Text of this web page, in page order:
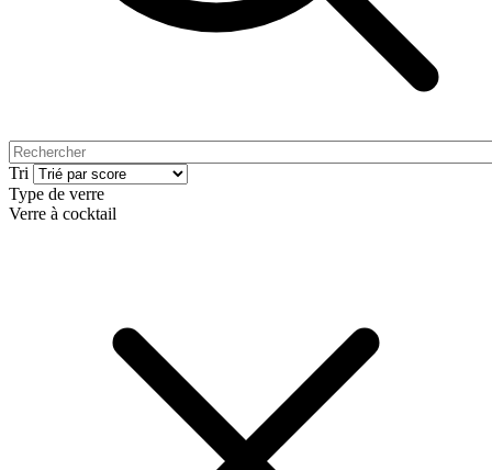
Tri
Type de verre
Verre à cocktail